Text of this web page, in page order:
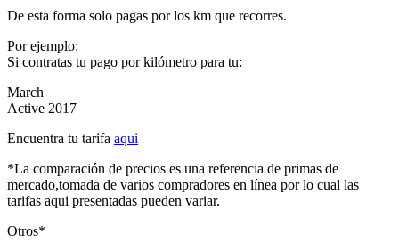
De esta forma solo pagas por los km que recorres.
Por ejemplo:
Si contratas tu pago por kilómetro para tu:
March
Active 2017
Encuentra tu tarifa aqui
*La comparación de precios es una referencia de primas de
mercado,tomada de varios compradores en línea por lo cual las
tarifas aqui presentadas pueden variar.
Otros*